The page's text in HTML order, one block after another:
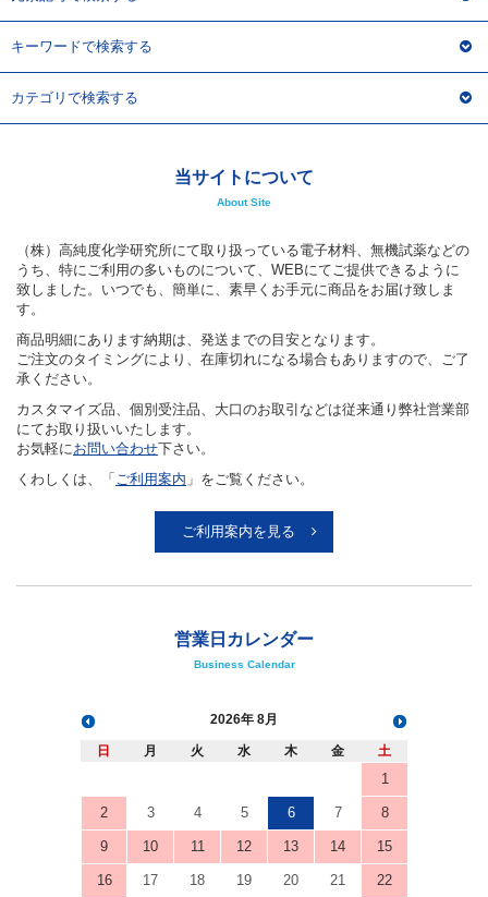
キーワードで検索する
カテゴリで検索する
当サイトについて
About Site
（株）高純度化学研究所にて取り扱っている電子材料、無機試薬などの
うち、特にご利用の多いものについて、WEBにてご提供できるように
致しました。いつでも、簡単に、素早くお手元に商品をお届け致しま
す。
商品明細にあります納期は、発送までの目安となります。
ご注文のタイミングにより、在庫切れになる場合もありますので、ご了
承ください。
カスタマイズ品、個別受注品、大口のお取引などは従来通り弊社営業部
にてお取り扱いいたします。
お気軽にお問い合わせ下さい。
くわしくは、「 ご利用案内 」をご覧ください。
ご利用案内を見る
営業日カレンダー
Business Calendar
2026 8月
日 月 火 水 木 金 土
1
2 3 4 5 6 7 8
9 10 11 12 13 14 15
16 17 18 19 20 21 22